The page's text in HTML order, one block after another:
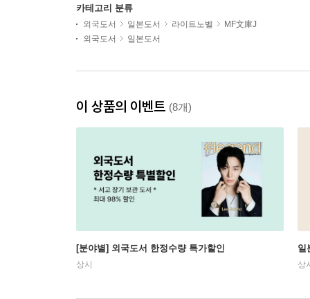
카테고리 분류
외국도서 일본도서 라이트노벨
MF文庫J
외국도서
일본도서
이 상품의 이벤트 (8개)
[분야별] 외국도서 한정수량 특가할인
상시
일
상